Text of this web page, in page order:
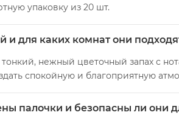
упаковку из 20 шт.
и для каких комнат они
нежный цветочный запах с
спокойную и благоприятную
палочки и безопасны ли они